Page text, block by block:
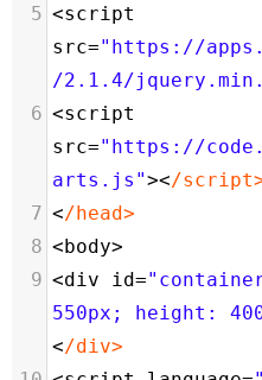
5 <script
src="https://
/2.1.4/
6 <script
src="https://
arts.js"></
7 </head>
8 <body>
9 <div id=
550px; height:
</div>